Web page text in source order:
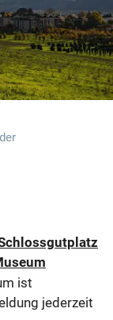
ist
jederzeit